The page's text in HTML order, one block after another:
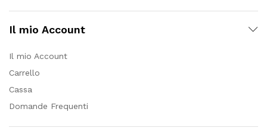
Il mio Account
Il mio Account
Carrello
Cassa
Domande Frequenti